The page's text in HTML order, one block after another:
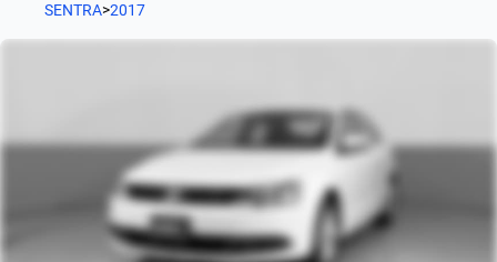
SENTRA>2017